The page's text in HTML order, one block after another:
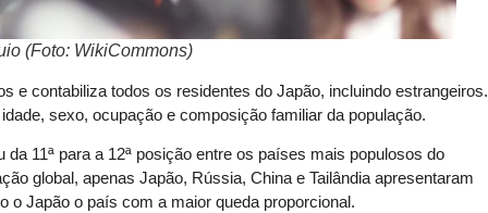
(Foto: WikiCommons)
e contabiliza todos os residentes do Japão, incluindo estrangeiros.
sexo, ocupação e composição familiar da população.
11ª para a 12ª posição entre os países mais populosos do
global, apenas Japão, Rússia, China e Tailândia apresentaram
o Japão o país com a maior queda proporcional.